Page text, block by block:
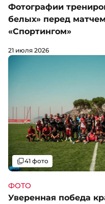
Фотографии
белых» перед
«Спортингом»
21 июля 2026
ФОТО
Уверенная победа
Галерея
41 фото